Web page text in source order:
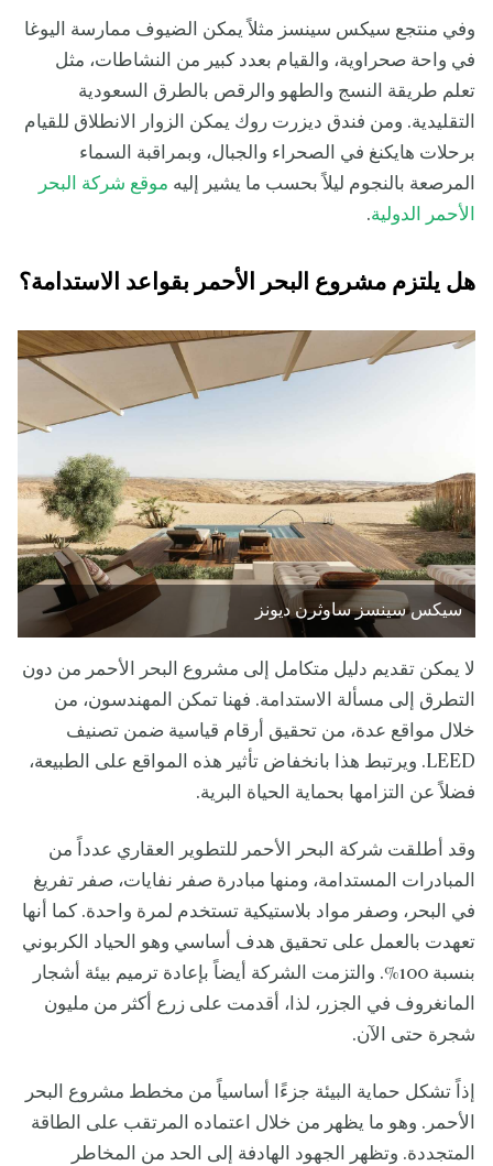
وفي منتجع سيكس سينسز مثلاً يمكن الضيوف ممارسة اليوغا
في واحة صحراوية، والقيام بعدد كبير من النشاطات، مثل
تعلم طريقة النسج والطهو والرقص بالطرق السعودية
التقليدية. ومن فندق ديزرت روك يمكن الزوار الانطلاق للقيام
برحلات هايكنغ في الصحراء والجبال، وبمراقبة السماء
المرصعة بالنجوم ليلاً بحسب ما يشير إليه موقع شركة البحر
الأحمر الدولية.
هل يلتزم مشروع البحر الأحمر بقواعد الاستدامة؟
سيكس سينسز ساوثرن ديونز
لا يمكن تقديم دليل متكامل إلى مشروع البحر الأحمر من دون
التطرق إلى مسألة الاستدامة. فهنا تمكن المهندسون، من
خلال مواقع عدة، من تحقيق أرقام قياسية ضمن تصنيف
LEED. ويرتبط هذا بانخفاض تأثير هذه المواقع على الطبيعة،
فضلاً عن التزامها بحماية الحياة البرية.
وقد أطلقت شركة البحر الأحمر للتطوير العقاري عدداً من
المبادرات المستدامة، ومنها مبادرة صفر نفايات، صفر تفريغ
في البحر، وصفر مواد بلاستيكية تستخدم لمرة واحدة. كما أنها
تعهدت بالعمل على تحقيق هدف أساسي وهو الحياد الكربوني
بنسبة 100%. والتزمت الشركة أيضاً بإعادة ترميم بيئة أشجار
المانغروف في الجزر، لذا، أقدمت على زرع أكثر من مليون
شجرة حتى الآن.
إذاً تشكل حماية البيئة جزءًا أساسياً من مخطط مشروع البحر
الأحمر. وهو ما يظهر من خلال اعتماده المرتقب على الطاقة
المتجددة. وتظهر الجهود الهادفة إلى الحد من المخاطر